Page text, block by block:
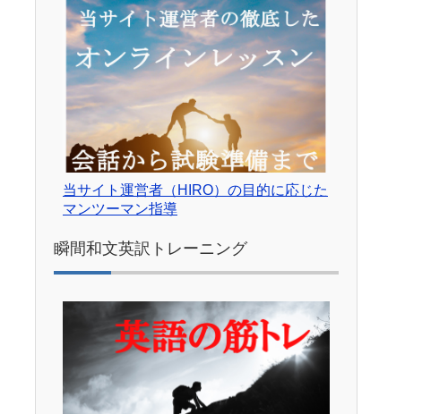
当サイト運営者（HIRO）の目的に応じた
マンツーマン指導
瞬間和文英訳トレーニング